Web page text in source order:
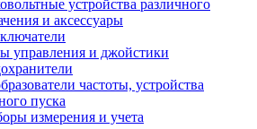
устройства различного
и аксессуары
управления и джойстики
частоты, устройства
пуска
измерения и учета